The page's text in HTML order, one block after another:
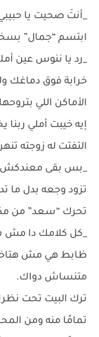
_أنتَ صحيت يا
ابتسم “جمال”
_رد يا ننوس عين
خرابة فوق دماغك
الأماكن اللي
إيه خيبت أملي ربنا
التفتت له زوجته
_بس بقى معندكش
تزود وجعه بدل ما
تحرك “سعد” من
_كل كلامك دا مش
ظابط هي مش
متنساش دواك.
ترك البيت تحت
تمامًا منه ومن